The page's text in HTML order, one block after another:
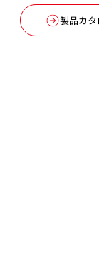
製品カタ